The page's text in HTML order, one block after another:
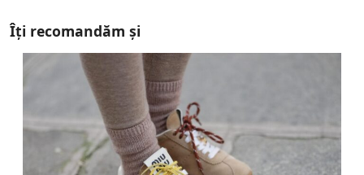
Îți recomandăm și